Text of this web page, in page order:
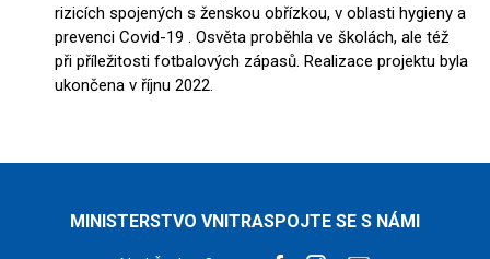
rizicích spojených s ženskou obřízkou, v oblasti hygieny a
prevenci Covid-19 . Osvěta proběhla ve školách, ale též
při příležitosti fotbalových zápasů. Realizace projektu byla
ukončena v říjnu 2022.
MINISTERSTVO VNITRASPOJTE SE S NÁMI